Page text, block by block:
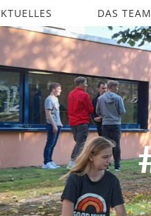
DAS TEAM